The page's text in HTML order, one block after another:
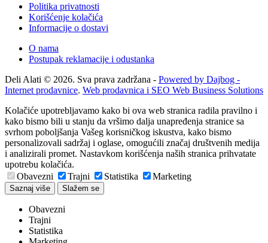
Politika privatnosti
Korišćenje kolačića
Informacije o dostavi
O nama
Postupak reklamacije i odustanka
Deli Alati © 2026. Sva prava zadržana - Powered by Dajbog -
Internet prodavnice. Web prodavnica i SEO Web Business Solutions
Kolačiće upotrebljavamo kako bi ova web stranica radila pravilno i
kako bismo bili u stanju da vršimo dalja unapređenja stranice sa
svrhom poboljšanja Vašeg korisničkog iskustva, kako bismo
personalizovali sadržaj i oglase, omogućili značaj društvenih medija
i analizirali promet. Nastavkom korišćenja naših stranica prihvatate
upotrebu kolačića.
Obavezni
Trajni Statistika Marketing
Saznaj više Slažem se
Obavezni
Trajni
Statistika